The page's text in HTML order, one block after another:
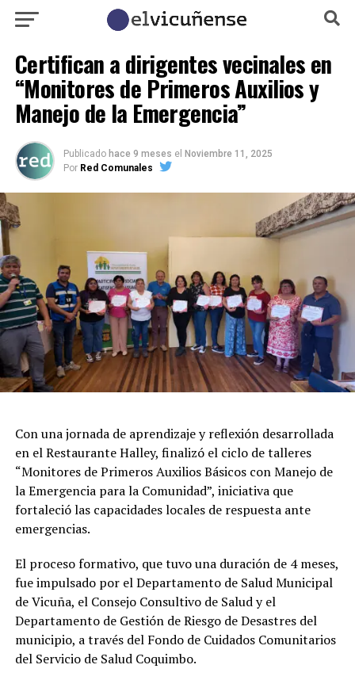
Certifican a dirigentes vecinales en
“Monitores de Primeros Auxilios y
Manejo de la Emergencia”
Publicado hace 9 meses el Noviembre 11, 2025
Por Red Comunales
Con una jornada de aprendizaje y reflexión desarrollada
en el Restaurante Halley, finalizó el ciclo de talleres
“Monitores de Primeros Auxilios Básicos con Manejo de
la Emergencia para la Comunidad”, iniciativa que
fortaleció las capacidades locales de respuesta ante
emergencias.
El proceso formativo, que tuvo una duración de 4 meses,
fue impulsado por el Departamento de Salud Municipal
de Vicuña, el Consejo Consultivo de Salud y el
Departamento de Gestión de Riesgo de Desastres del
municipio, a través del Fondo de Cuidados Comunitarios
del Servicio de Salud Coquimbo.